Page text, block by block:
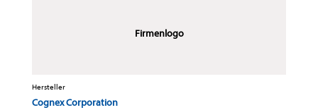
Firmenlogo
Hersteller
Cognex Corporation